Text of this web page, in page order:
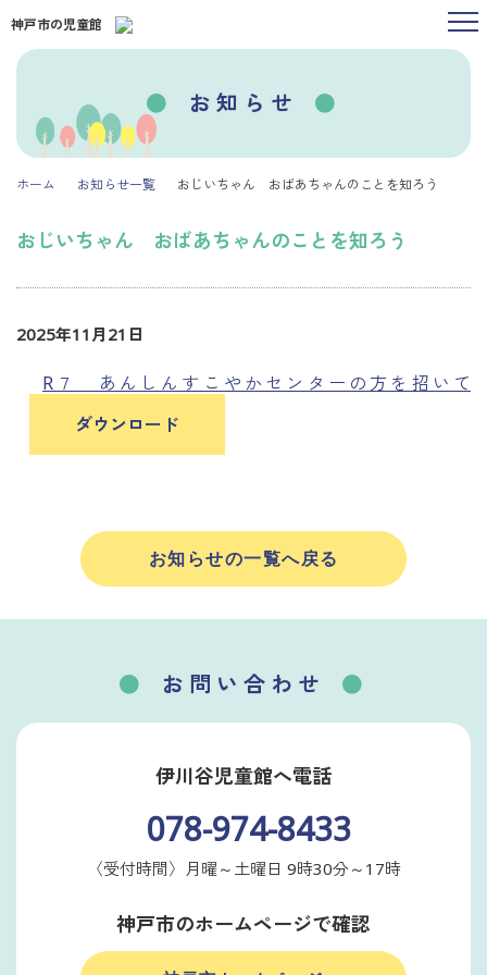
神戸市の児童館
お知らせ
ホーム お知らせ一覧 おじいちゃん おばあちゃんのことを知ろう
おじいちゃん おばあちゃんのことを知ろう
2025年11月21日
R７ あんしんすこやかセンターの方を招いて
ダウンロード
お知らせの一覧へ戻る
お問い合わせ
伊川谷児童館へ電話
078-974-8433
〈受付時間〉月曜～土曜日 9時30分～17時
神戸市のホームページで確認